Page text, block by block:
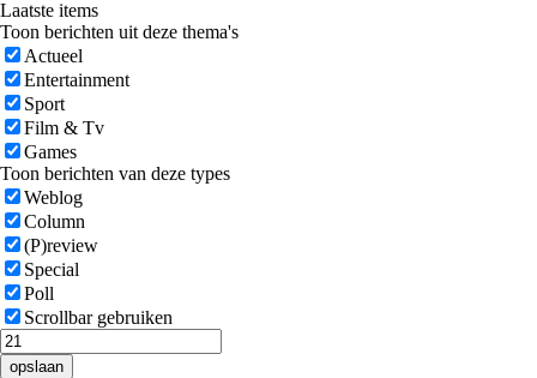
Laatste items
Toon berichten uit deze thema's
Actueel
Entertainment
Sport
Film & Tv
Games
Toon berichten van deze types
Weblog
Column
(P)review
Special
Poll
Scrollbar gebruiken
opslaan